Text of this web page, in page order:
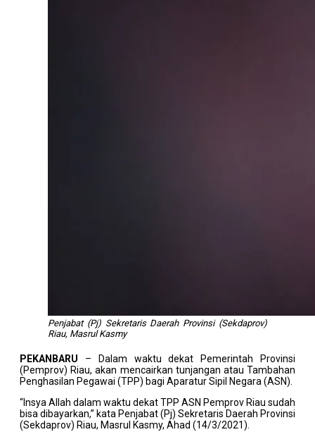
Penjabat (Pj) Sekretaris Daerah Provinsi (Sekdaprov)
Riau, Masrul Kasmy
PEKANBARU – Dalam waktu dekat Pemerintah Provinsi
(Pemprov) Riau, akan mencairkan tunjangan atau Tambahan
Penghasilan Pegawai (TPP) bagi Aparatur Sipil Negara (ASN).
“Insya Allah dalam waktu dekat TPP ASN Pemprov Riau sudah
bisa dibayarkan,” kata Penjabat (Pj) Sekretaris Daerah Provinsi
(Sekdaprov) Riau, Masrul Kasmy, Ahad (14/3/2021).